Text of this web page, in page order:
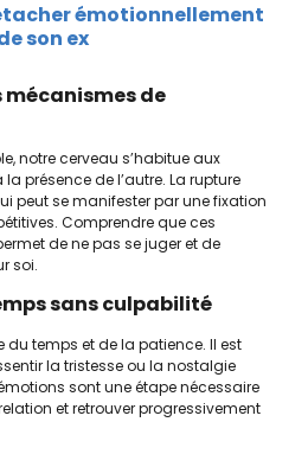
émotionnellement
son ex
mécanismes de
notre cerveau s’habitue aux
présence de l’autre. La rupture
peut se manifester par une fixation
Comprendre que ces
de ne pas se juger et de
soi.
sans culpabilité
temps et de la patience. Il est
la tristesse ou la nostalgie
sont une étape nécessaire
et retrouver progressivement